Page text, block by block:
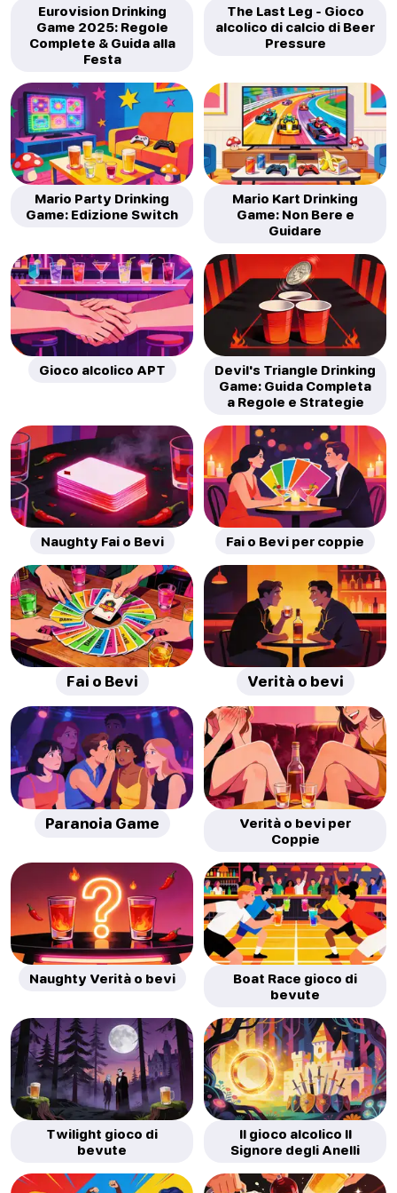
Eurovision Drinking
Game 2025: Regole
Complete & Guida alla
Festa
The Last Leg - Gioco
alcolico di calcio di Beer
Pressure
Mario Party Drinking
Game: Edizione Switch
Mario Kart Drinking
Game: Non Bere e
Guidare
Gioco alcolico APT
Devil's Triangle Drinking
Game: Guida Completa
a Regole e Strategie
Naughty Fai o Bevi Fai o Bevi per coppie
Fai o Bevi Verità o bevi
Paranoia Game
Verità o bevi per
Coppie
Naughty Verità o bevi
Boat Race gioco di
bevute
Twilight gioco di
bevute
Il gioco alcolico Il
Signore degli Anelli